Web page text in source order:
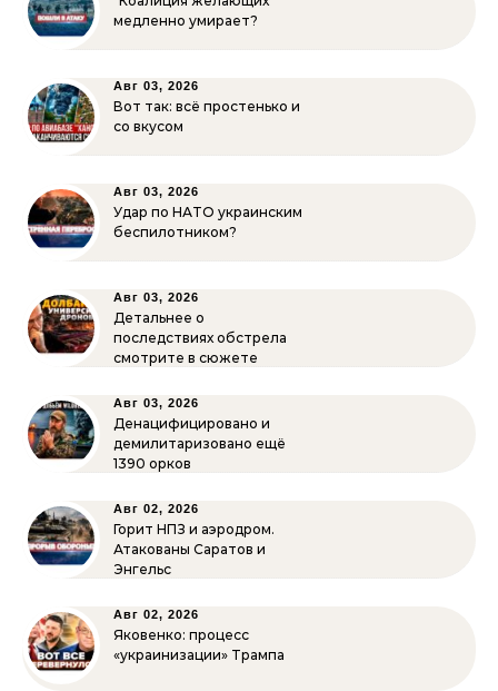
медленно умирает?
Авг 03, 2026
Вот так: всё простенько и
со вкусом
Авг 03, 2026
Удар по НАТО украинским
беспилотником?
Авг 03, 2026
Детальнее о
последствиях обстрела
смотрите в сюжете
Авг 03, 2026
Денацифицировано и
демилитаризовано ещё
1390 орков
Авг 02, 2026
Горит НПЗ и аэродром.
Атакованы Саратов и
Энгельс
Авг 02, 2026
Яковенко: процесс
«украинизации» Трампа